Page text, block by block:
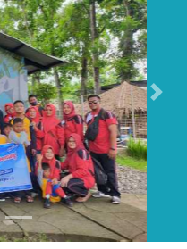
Sekolah
Selamat Datang di
Gerbang Masa Depan
SLBN Demung
Situbondo!
Assalamualaikum
Warahmatullahi
Wabarakatuh, Salam
sejahtera bagi kita
semua. Dengan rasa